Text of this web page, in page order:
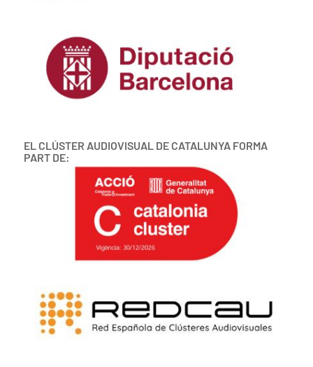
EL CLÚSTER AUDIOVISUAL DE CATALUNYA FORMA
PART DE: